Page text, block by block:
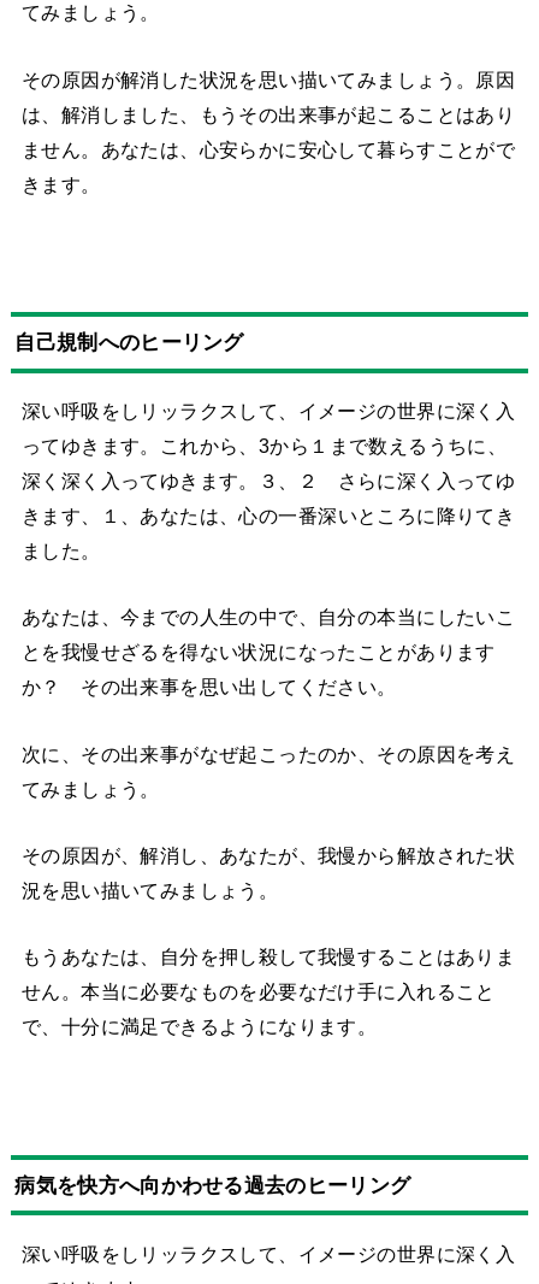
てみましょう。
その原因が解消した状況を思い描いてみましょう。原因
は、解消しました、もうその出来事が起こることはあり
ません。あなたは、心安らかに安心して暮らすことがで
きます。
自己規制へのヒーリング
深い呼吸をしリッラクスして、イメージの世界に深く入
ってゆきます。
これから、 3から１まで数えるうちに、
深く深く入ってゆきます。
３、２ さらに深く入ってゆ
きます、
１、あなたは、心の一番深いところに降りてき
ました。
あなたは、今までの人生の中で、自分の本当にしたいこ
とを我慢せざるを得ない状況になったことがあります
か？ その出来事を思い出してください。
次に、その出来事がなぜ起こったのか、その原因を考え
てみましょう。
その原因が、解消し、あなたが、我慢から解放された状
況を思い描いてみましょう。
もうあなたは、自分を押し殺して我慢することはありま
せん。本当に必要なものを必要なだけ手に入れること
で、十分に満足できるようになります。
病気を快方へ向かわせる過去のヒーリング
深い呼吸をしリッラクスして、イメージの世界に深く入